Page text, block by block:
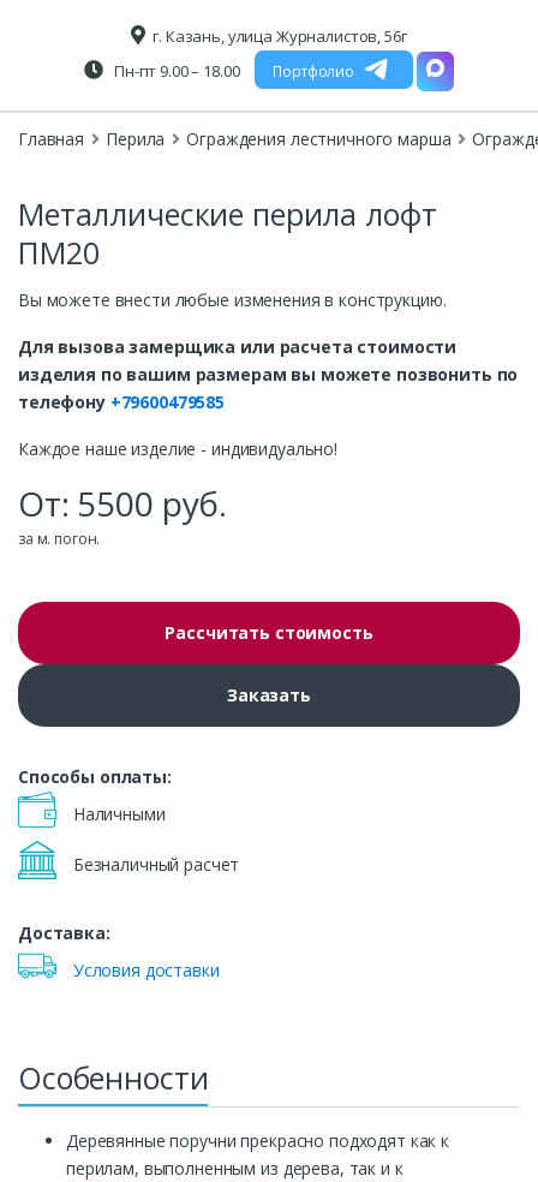
г. Казань, улица Журналистов, 56г
Пн-пт 9.00 – 18.00
Портфолио
Главная Перила Ограждения лестничного марша
Металлические перила лофт
ПМ20
Вы можете внести любые изменения в конструкцию.
Для вызова замерщика или расчета стоимости
изделия по вашим размерам вы можете позвонить по
телефону +79600479585
Каждое наше изделие - индивидуально!
От: 5500 руб.
за м. погон.
Рассчитать стоимость
Заказать
Способы оплаты:
Наличными
Безналичный расчет
Доставка:
Условия доставки
Особенности
Деревянные поручни прекрасно подходят как к
перилам, выполненным из дерева, так и к